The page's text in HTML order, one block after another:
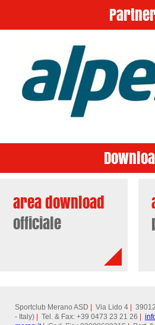
area download
officiale
Sportclub Merano ASD Via Lido 4
- Italy)
Tel. & Fax: +39 0473 23 21 26